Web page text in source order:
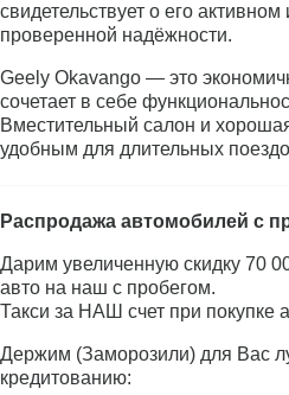
свидетельствует о его
проверенной надёжности.
Geely Okavango — это
сочетает в себе
Вместительный салон и
удобным для длительных
Распродажа автомобилей с
Дарим увеличенную скидку 70
авто на наш с пробегом.
Такси за НАШ счет при покупке
Держим (Заморозили) для Вас
кредитованию: